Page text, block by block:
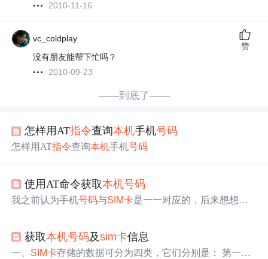
2010-11-16
vc_coldplay
没有朋友能帮下忙吗？
2010-09-23
赞
——到底了——
怎样用AT指令查询本机手机号码
怎样用AT指令查询本机手机号码
使用AT命令获取本机号码
我之前认为手机号码与SIM卡是一一对应的，后来想想不
编码——IMSI（国际移动签署这标识）。以下为获取IMSI
的命令： AT+CIMI 获得IMSI。这命令用来读取或者识别
获取本机号码及sim卡信息
一、 SIM卡存储的数据可分为四类，它们分别是： 第一类